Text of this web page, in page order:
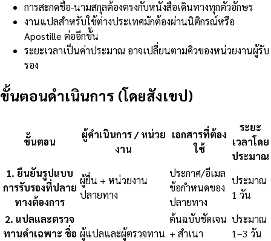
การสะกดชื่อ-นามสกุลต้องตรงกับหนังสือเดินทางทุกตัวอักษร
งานแปลสำหรับใช้ต่างประเทศมักต้องผ่านนิติกรณ์หรือ
Apostille ต่ออีกขั้น
ระยะเวลาเป็นค่าประมาณ อาจเปลี่ยนตามคิวของหน่วยงานผู้รับ
รอง
ขั้นตอนดำเนินการ (โดยสังเขป)
ขั้นตอน
ผู้ดำเนินการ / หน่วย
งาน
เอกสารที่ต้อง
ใช้
ระยะ
เวลาโดย
ประมาณ
1. ยืนยันรูปแบบ
การรับรองที่ปลาย
ทางต้องการ
ผู้ยื่น + หน่วยงาน
ปลายทาง
ประกาศ/อีเมล
ข้อกำหนดของ
ปลายทาง
ประมาณ
1 วัน
2. แปลและตรวจ
ทานคำเฉพาะ ชื่อ ผู้แปลและผู้ตรวจทาน
ต้นฉบับชัดเจน
+ สำเนา
ประมาณ
1–3 วัน